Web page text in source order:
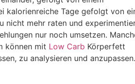
kalorienreiche Tage gefolgt von
nicht mehr raten und
nur noch umsetzen.
können mit Low Carb Körperfett
zu analysieren und anzupassen.